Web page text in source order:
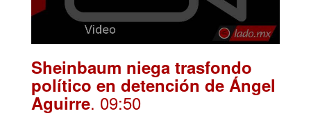
Sheinbaum niega trasfondo
político en detención de Ángel
Aguirre. 09:50